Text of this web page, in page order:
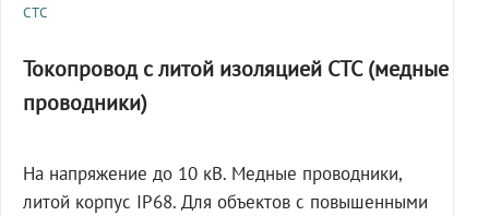
СТС
Токопровод с литой изоляцией СТС (медные
проводники)
На напряжение до 10 кВ. Медные проводники,
литой корпус IP68. Для объектов с повышенными